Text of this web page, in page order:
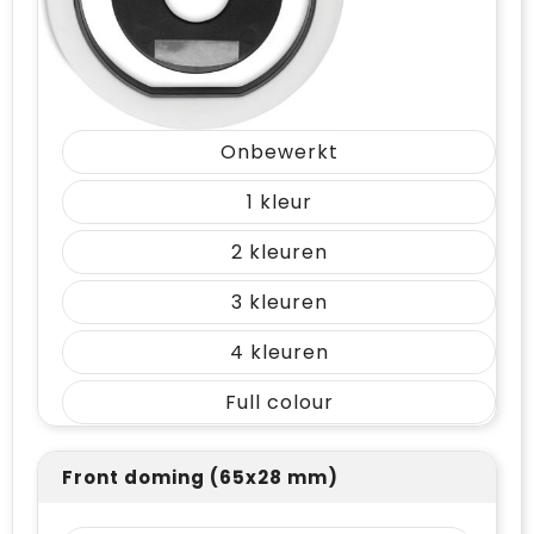
Onbewerkt
1
2
3
4
Full colour
Front doming (65x28 mm)